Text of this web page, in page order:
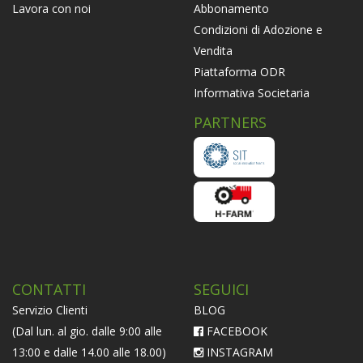
Lavora con noi
Abbonamento
Condizioni di Adozione e
Vendita
Piattaforma ODR
Informativa Societaria
PARTNERS
CONTATTI
Servizio Clienti
(Dal lun. al gio. dalle 9:00 alle
13:00 e dalle 14.00 alle 18.00)
SEGUICI
BLOG
FACEBOOK
INSTAGRAM